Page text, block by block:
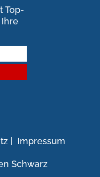
Top-
| Impressum
Schwarz